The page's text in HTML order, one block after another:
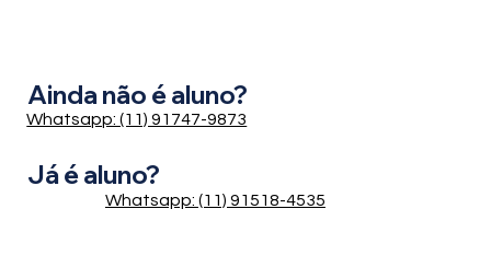
Ainda não é aluno?
Já é aluno?
Whatsapp: (11) 91747-9873
Whatsapp: (11) 91518-4535